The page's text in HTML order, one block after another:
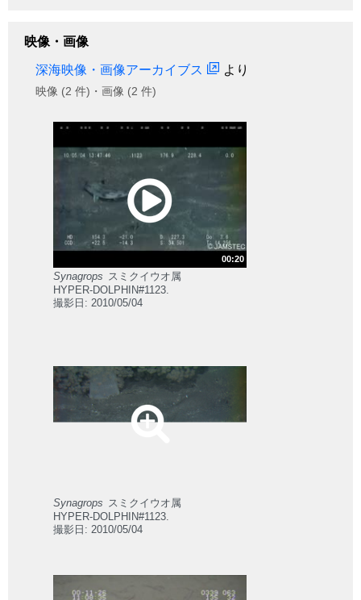
映像・画像
深海映像・画像アーカイブス より
映像 (2 件)・画像 (2 件)
00:20
Synagrops スミクイウオ属
HYPER-DOLPHIN#1123.
撮影日: 2010/05/04
Synagrops スミクイウオ属
HYPER-DOLPHIN#1123.
撮影日: 2010/05/04